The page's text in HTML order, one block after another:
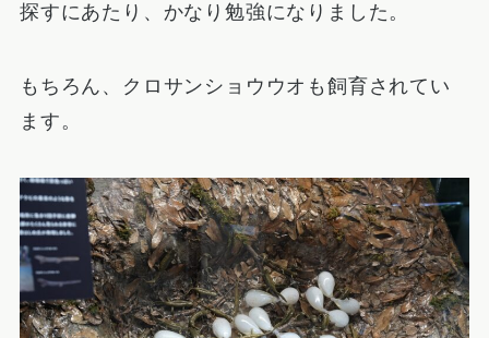
探すにあたり、かなり勉強になりました。
もちろん、クロサンショウウオも飼育されてい
ます。